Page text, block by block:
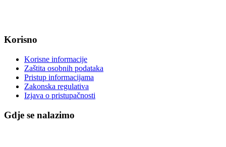
Korisno
Korisne informacije
Zaštita osobnih podataka
Pristup informacijama
Zakonska regulativa
Izjava o pristupačnosti
Gdje se nalazimo